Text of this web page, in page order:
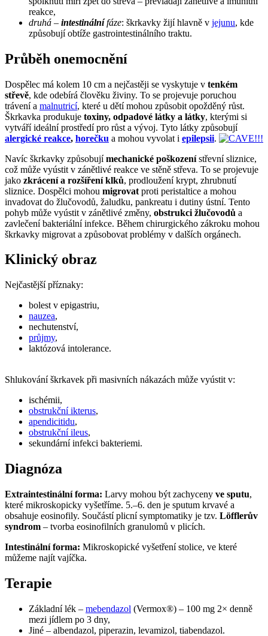
reakce,
druhá – intestinálnífáze: škrkavky žijí hlavně v jejunu, kde
způsobují obtíže gastrointestinálního traktu.
Průběh onemocnění
Dospělec má kolem 10 cm a nejčastěji se vyskytuje v tenkém
střevě, kde odebírá člověku živiny. To se projevuje poruchou
trávení a malnutricí, které u dětí mohou způsobit opožděný růst.
Škrkavka produkuje toxiny, odpadové látky a látky, kterými si
vytváří ideální prostředí pro růst a vývoj. Tyto látky způsobují
alergické reakce, horečku a mohou vyvolat i epilepsii.
Navíc škrkavky způsobujímechanické poškozenístřevní sliznice,
což může vyústit v zánětlivé reakce ve stěně střeva. To se projevuje
jako zkrácení a rozšíření klků, prodloužení krypt, zhrubnutí
sliznice. Dospělci mohou migrovat proti peristaltice a mohou
invadovat do žlučovodů, žaludku, pankreatu i dutiny ústní. Tento
pohyb může vyústit v zánětlivé změny, obstrukci žlučovodů a
zavlečení bakteriální infekce. Během chirurgického zákroku mohou
škrkavky migrovat a způsobovat problémy v dalších orgánech.
Klinický obraz
Nejčastější příznaky:
bolest v epigastriu,
nauzea,
nechutenství,
průjmy,
laktózová intolerance.
Shlukování škrkavek při masivních nákazách může vyústit v:
ischémii,
obstrukční ikterus,
apendicitidu,
obstrukční ileus,
sekundární infekci bakteriemi.
Diagnóza
Extraintestinální forma: Larvy mohou být zachyceny ve sputu,
které mikroskopicky vyšetříme. 5.–6. den je sputum krvavé a
obsahuje eosinofily. Součástí plicní symptomatiky je tzv. Löfflerův
syndrom – tvorba eosinofilních granulomů v plicích.
Intestinální forma: Mikroskopické vyšetření stolice, ve které
můžeme najít vajíčka.
Terapie
Základní lék – mebendazol (Vermox®) – 100 mg 2× denně
mezi jídlem po 3 dny,
Jiné – albendazol, piperazin, levamizol, tiabendazol.